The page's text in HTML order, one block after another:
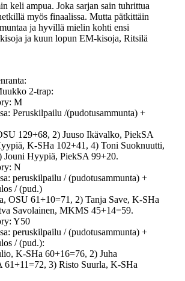
keli ampua. Joka sarjan sain tuhrittua
myös finaalissa. Mutta pätkittäin
ja hyvillä mielin kohti ensi
ja kuun lopun EM-kisoja, Ritsilä
2-trap:
M
Peruskilpailu /(pudotusammunta) +
129+68, 2) Juuso Ikävalko, PiekSA
K-SHa 102+41, 4) Toni Suoknuutti,
Jouni Hyypiä, PiekSA 99+20.
N
peruskilpailu / (pudotusammunta) +
/ (pud.)
OSU 61+10=71, 2) Tanja Save, K-SHa
Savolainen, MKMS 45+14=59.
Y50
peruskilpailu / (pudotusammunta) +
/ (pud.):
K-SHa 60+16=76, 2) Juha
61+11=72, 3) Risto Suurla, K-SHa